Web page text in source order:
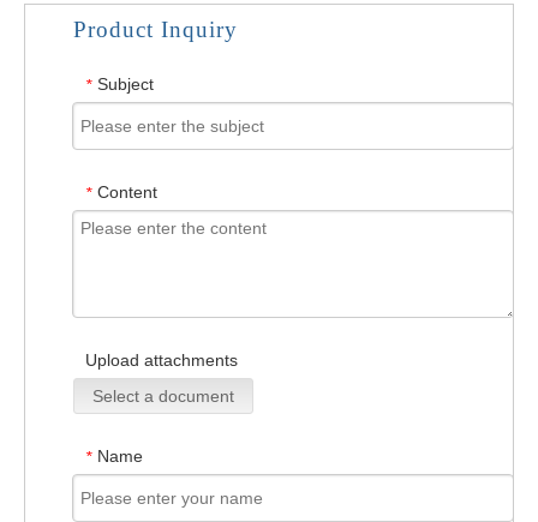
Product Inquiry
* Subject
* Content
Upload attachments
Select a document
* Name